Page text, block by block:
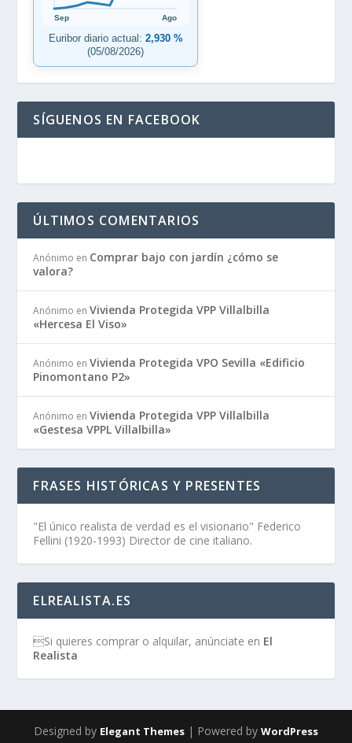
Sep Ago
Euribor diario actual: 2,930 %
(05/08/2026)
SÍGUENOS EN FACEBOOK
ÚLTIMOS COMENTARIOS
Anónimo en Comprar bajo con jardín ¿cómo se
valora?
Anónimo enVivienda Protegida VPP Villalbilla
«Hercesa El Viso»
Anónimo enVivienda Protegida VPO Sevilla «Edificio
Pinomontano P2»
Anónimo enVivienda Protegida VPP Villalbilla
«Gestesa VPPL Villalbilla»
FRASES HISTÓRICAS Y PRESENTES
"El único realista de verdad es el visionario" Federico
Fellini (1920-1993) Director de cine italiano.
ELREALISTA.ES
Si quieres comprar o alquilar, anúnciate en El
Realista
Designed by Elegant Themes | Powered by WordPress